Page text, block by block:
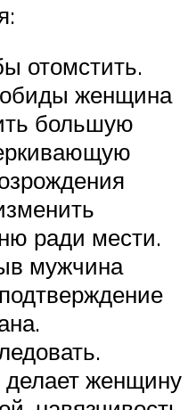
отомстить.
женщина
большую
ради мести.
мужчина
делает женщину